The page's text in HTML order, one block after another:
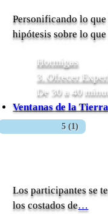
Personificando lo
hipótesis sobre lo
Hormigas
3. Ofrecer
De 30 a 40
Ventanas de la Tierra
5 (1)
Los participantes se
los costados de…